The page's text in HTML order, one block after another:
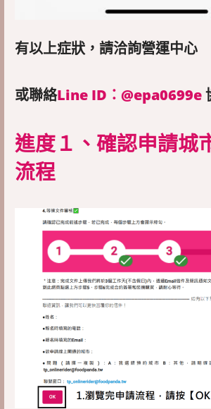
有以上症狀，請洽詢營運中心
或聯絡Line ID：@epa0699e
進度１、確認申請城
流程